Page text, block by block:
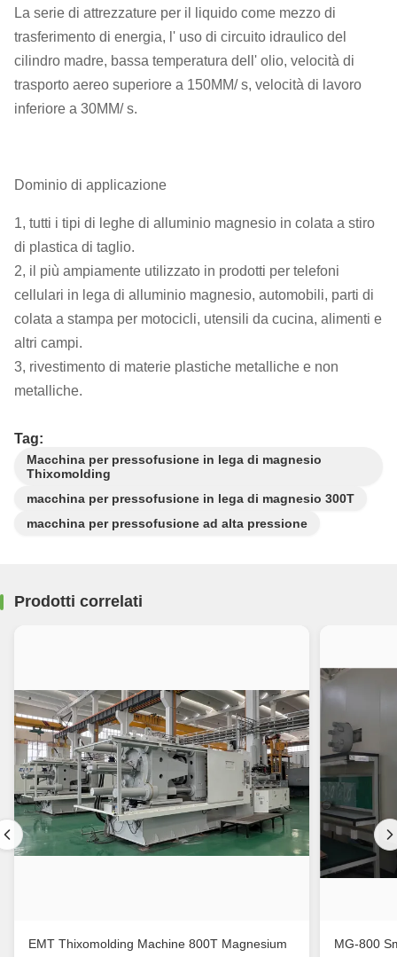
La serie di attrezzature per il liquido come mezzo di
trasferimento di energia, l' uso di circuito idraulico del
cilindro madre, bassa temperatura dell' olio, velocità di
trasporto aereo superiore a 150MM/ s, velocità di lavoro
inferiore a 30MM/ s.
Dominio di applicazione
1, tutti i tipi di leghe di alluminio magnesio in colata a stiro
di plastica di taglio.
2, il più ampiamente utilizzato in prodotti per telefoni
cellulari in lega di alluminio magnesio, automobili, parti di
colata a stampa per motocicli, utensili da cucina, alimenti e
altri campi.
3, rivestimento di materie plastiche metalliche e non
metalliche.
Tag:
Macchina per pressofusione in lega di magnesio
Thixomolding
macchina per pressofusione in lega di magnesio 300T
macchina per pressofusione ad alta pressione
Prodotti correlati
EMT Thixomolding Machine 800T Magnesium
MG-800